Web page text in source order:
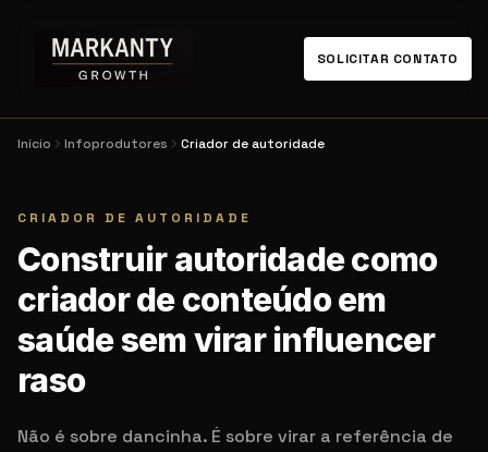
SOLICITAR CONTATO
Início Infoprodutores Criador de autoridade
CRIADOR DE AUTORIDADE
Construir autoridade como
criador de conteúdo em
saúde sem virar influencer
raso
Não é sobre dancinha. É sobre virar a referência de